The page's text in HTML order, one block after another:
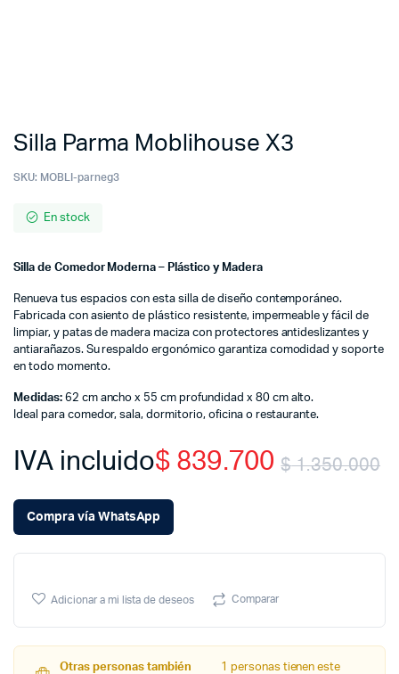
Silla Parma Moblihouse X3
SKU: MOBLI-parneg3
En stock
Silla de Comedor Moderna – Plástico y Madera
Renueva tus espacios con esta silla de diseño contemporáneo.
Fabricada con asiento de plástico resistente, impermeable y fácil de
limpiar, y patas de madera maciza con protectores antideslizantes y
antiarañazos. Su respaldo ergonómico garantiza comodidad y soporte
en todo momento.
Medidas:62 cm ancho x 55 cm profundidad x 80 cm alto.
Ideal para comedor, sala, dormitorio, oficina o restaurante.
$1.350.000
$839.700
IVA incluido
Compra vía WhatsApp
Adicionar a mi lista de deseos Comparar
Otras personas también
1 personas tienen este